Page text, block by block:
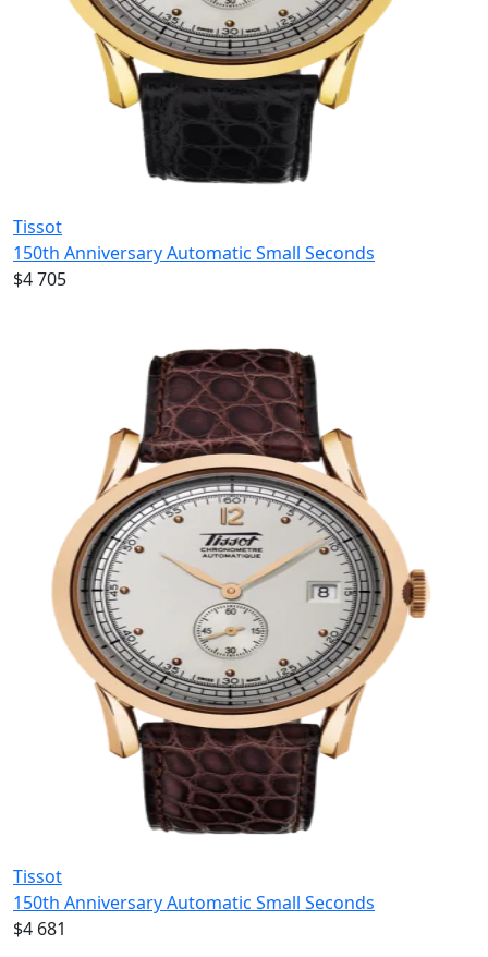
Tissot
150th Anniversary Automatic Small Seconds
$4 705
Tissot
150th Anniversary Automatic Small Seconds
$4 681